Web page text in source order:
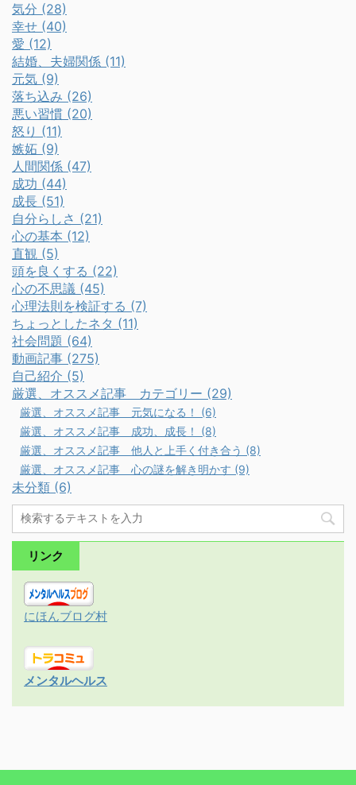
気分 (28)
幸せ (40)
愛 (12)
結婚、夫婦関係 (11)
元気 (9)
落ち込み (26)
悪い習慣 (20)
怒り (11)
嫉妬 (9)
人間関係 (47)
成功 (44)
成長 (51)
自分らしさ (21)
心の基本 (12)
直観 (5)
頭を良くする (22)
心の不思議 (45)
心理法則を検証する (7)
ちょっとしたネタ (11)
社会問題 (64)
動画記事 (275)
自己紹介 (5)
厳選、オススメ記事 カテゴリー (29)
厳選、オススメ記事 元気になる！ (6)
厳選、オススメ記事 成功、成長！ (8)
厳選、オススメ記事 他人と上手く付き合う (8)
厳選、オススメ記事 心の謎を解き明かす (9)
未分類 (6)
リンク
にほんブログ村
メンタルヘルス